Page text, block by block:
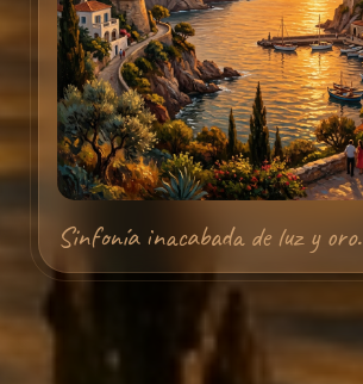
Sinfonía inacabada de luz y oro.